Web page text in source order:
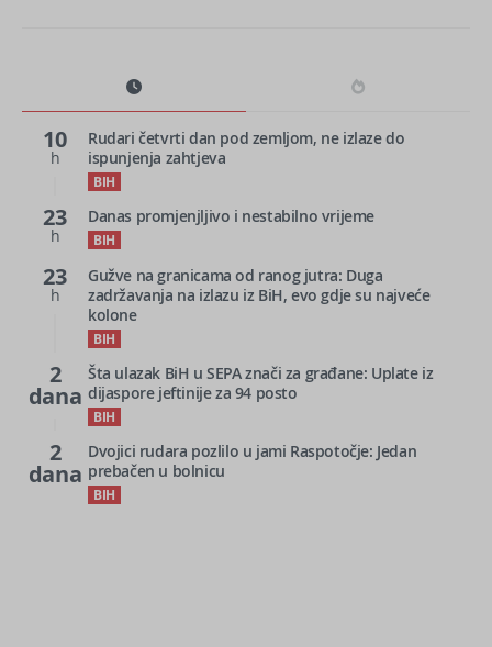
10
h
Rudari četvrti dan pod zemljom, ne izlaze do
ispunjenja zahtjeva
BIH
23
h
Danas promjenjljivo i nestabilno vrijeme
BIH
23
h
Gužve na granicama od ranog jutra: Duga
zadržavanja na izlazu iz BiH, evo gdje su najveće
kolone
BIH
2
dana
Šta ulazak BiH u SEPA znači za građane: Uplate iz
dijaspore jeftinije za 94 posto
BIH
2
dana
Dvojici rudara pozlilo u jami Raspotočje: Jedan
prebačen u bolnicu
BIH